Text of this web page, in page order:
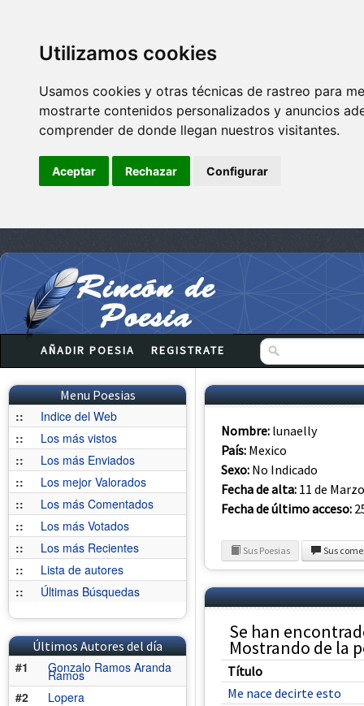
Utilizamos cookies
Usamos cookies y otras técnicas de rastreo para
mostrarte contenidos personalizados y anuncios
comprender de donde llegan nuestros visitantes.
Aceptar Rechazar Configurar
AÑADIR POESIA REGISTRATE
Menu Poesias
::
Indice del Web
::
Los más vistos
::
Los más Enviados
::
Los mejor Valorados
::
Los más Comentados
::
Los más Votados
::
Los más Recientes
::
Lista de autores
::
Últimas Búsquedas
Últimos Autores del día
#1
Gonzalo Ramos Aranda
Ramos
#2
Lopera
Nombre: lunaelly
País: Mexico
Sexo: No Indicado
Fecha de alta: 11 de
Fecha de último acceso:
Sus Poesias Sus
Se han
Mostrando de la
Título
Me nace decirte esto